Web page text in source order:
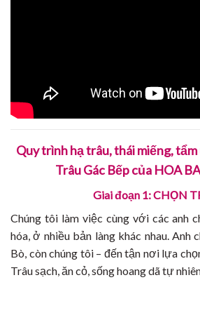
Quy trình hạ trâu, thái miếng,
Trâu Gác Bếp của HOA
Giai đoạn 1: CHỌN
Chúng tôi làm việc cùng với các anh
hóa, ở nhiều bản làng khác nhau. Anh
Bò, còn chúng tôi – đến tận nơi lựa
Trâu sạch, ăn cỏ, sống hoang dã tự